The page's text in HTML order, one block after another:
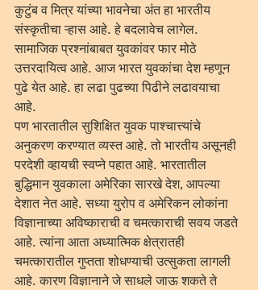
कुटुंब व मित्र यांच्या भावनेचा अंत हा भारतीय
संस्कृतीचा ऱ्हास आहे. हे बदलावेच लागेल.
सामाजिक प्रश्नांबाबत युवकांवर फार मोठे
उत्तरदायित्व आहे. आज भारत युवकांचा देश म्हणून
पुढे येत आहे. हा लढा पुढच्या पिढीने लढावयाचा
आहे.
पण भारतातील सुशिक्षित युवक पाश्चात्त्यांचे
अनुकरण करण्यात व्यस्त आहे. तो भारतीय असूनही
परदेशी व्हायची स्वप्ने पहात आहे. भारतातील
बुद्धिमान युवकाला अमेरिका सारखे देश, आपल्या
देशात नेत आहे. सध्या युरोप व अमेरिकन लोकांना
विज्ञानाच्या अविष्काराची व चमत्काराची सवय जडते
आहे. त्यांना आता अध्यात्मिक क्षेत्रातही
चमत्कारातील गुप्तता शोधण्याची उत्सुकता लागली
आहे. कारण विज्ञानाने जे साधले जाऊ शकते ते